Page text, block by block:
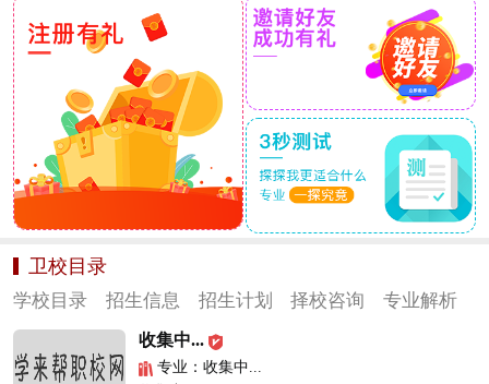
卫校目录
学校目录 招生信息 招生计划 择校咨询 专业解析
收集中...
专业：收集中...